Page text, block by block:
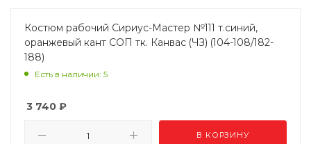
Костюм рабочий Сириус-Мастер №111 т.синий,
оранжевый кант СОП тк. Канвас (ЧЗ) (104-108/182-
188)
Есть в наличии: 5
3 740 ₽
В КОРЗИНУ